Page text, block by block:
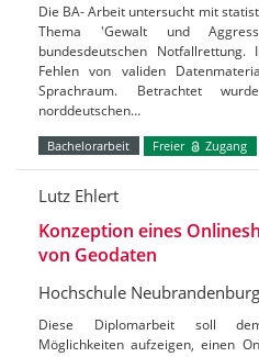
Die BA- Arbeit untersucht mit
Thema 'Gewalt und
bundesdeutschen
Fehlen von validen
Sprachraum. Betrachtet
norddeutschen…
Bachelorarbeit Freier Zugang
Lutz Ehlert
Konzeption eines
von Geodaten
Hochschule
Diese Diplomarbeit soll
Möglichkeiten aufzeigen, einen